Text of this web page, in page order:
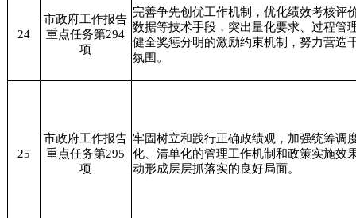
24
市政府工作报告
重点任务第294
项
完善争先创优工作机制，优化绩效考核评
数据等技术手段，突出量化要求、过程管
健全奖惩分明的激励约束机制，努力营造
氛围。
25
市政府工作报告
重点任务第295
项
牢固树立和践行正确政绩观，加强统筹调
化、清单化的管理工作机制和政策实施效
动形成层层抓落实的良好局面。